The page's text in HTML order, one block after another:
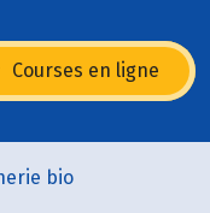
Courses en ligne
bio